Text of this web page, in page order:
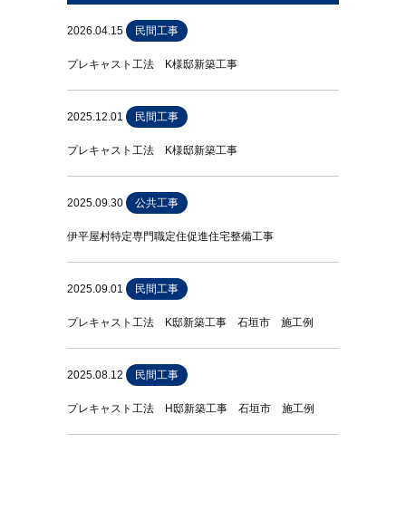
2026.04.15 民間工事
プレキャスト工法 K様邸新築工事
2025.12.01 民間工事
プレキャスト工法 K様邸新築工事
2025.09.30 公共工事
伊平屋村特定専門職定住促進住宅整備工事
2025.09.01 民間工事
プレキャスト工法 K邸新築工事 石垣市 施工例
2025.08.12 民間工事
プレキャスト工法 H邸新築工事 石垣市 施工例